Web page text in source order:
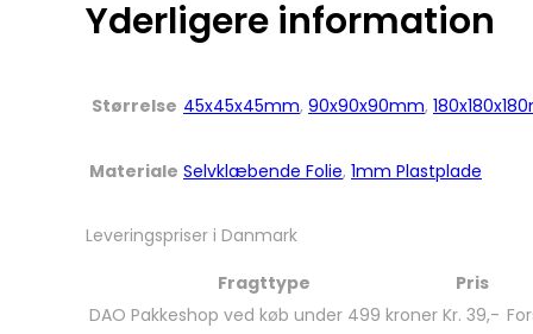
Yderligere information
Størrelse 45x45x45mm, 90x90x90mm,
Materiale Selvklæbende Folie, 1mm Plastplade
Leveringspriser i Danmark
Fragttype
Pris
DAO Pakkeshop ved køb under 499 kroner Kr. 39,-